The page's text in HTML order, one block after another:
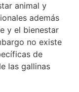
animal y
además
y el bienestar
no existe
de
las gallinas